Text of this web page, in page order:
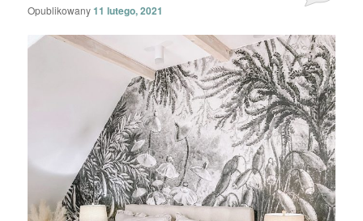
Opublikowany11 lutego, 2021